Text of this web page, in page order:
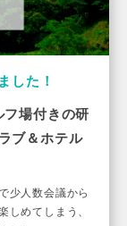
した！
フ場付きの研
ブ＆ホテル
少人数会議から
しめてしまう、